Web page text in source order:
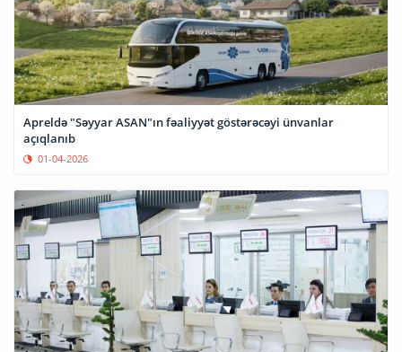
Apreldə "Səyyar ASAN"ın fəaliyyət göstərəcəyi ünvanlar
açıqlanıb
01-04-2026